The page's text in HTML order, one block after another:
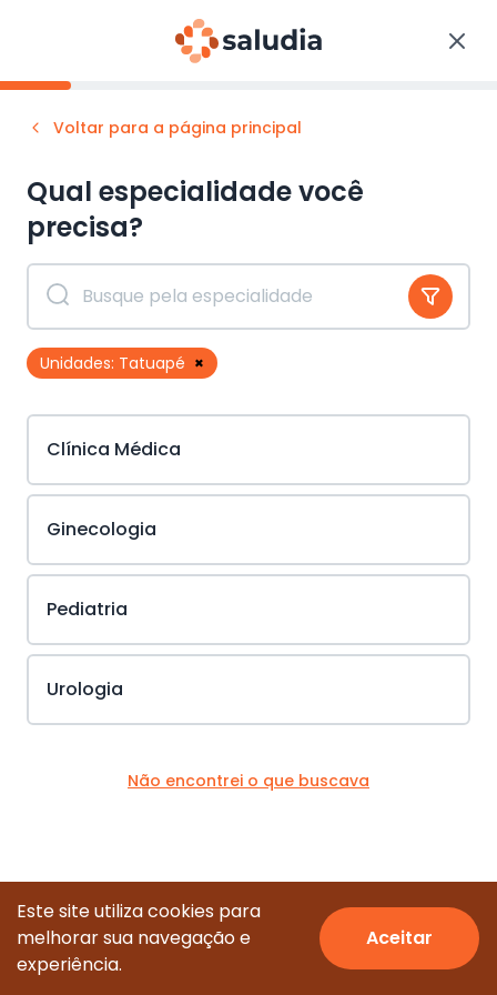
Voltar para a página principal
Qual especialidade você
precisa?
Unidades: Tatuapé ×
Clínica Médica
Ginecologia
Pediatria
Urologia
Não encontrei o que buscava
© Todos os direitos reservados.
Este site utiliza cookies para
melhorar sua navegação e
experiência.
Aceitar